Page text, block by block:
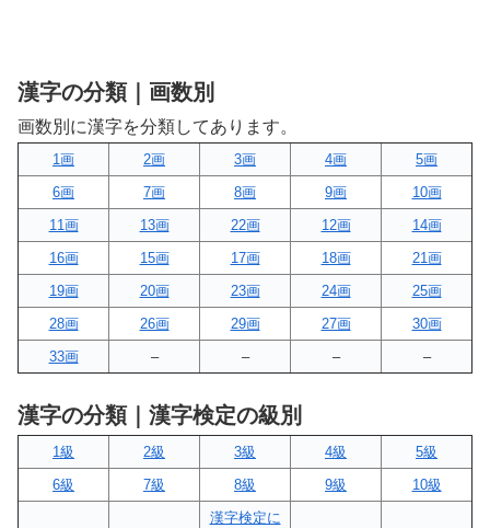
漢字の分類｜画数別
画数別に漢字を分類してあります。
1画 2画 3画 4画
5画
6画
7画 8画 9画
10画
11画
13画 22画 12画
14画
16画
15画 17画 18画
21画
19画
20画 23画 24画
25画
28画
26画 29画 27画
30画
33画
– – – –
漢字の分類｜漢字検定の級別
1級 2級 3級 4級
5級
6級
7級 8級 9級 10級
漢字検定に